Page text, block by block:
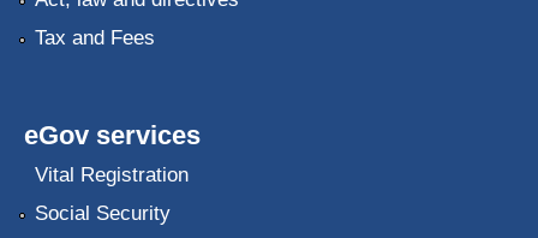
Tax and Fees
eGov services
Vital Registration
Social Security